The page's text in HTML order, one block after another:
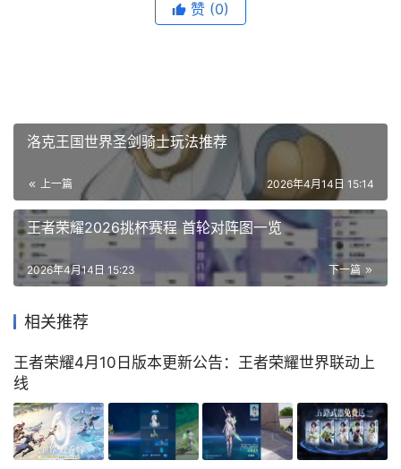
赞 (0)
洛克王国世界圣剑骑士玩法推荐
上一篇 2026年4月14日 15:14
王者荣耀2026挑杯赛程 首轮对阵图一览
下一篇
2026年4月14日 15:23
相关推荐
王者荣耀4月10日版本更新公告：王者荣耀世界联动上
线